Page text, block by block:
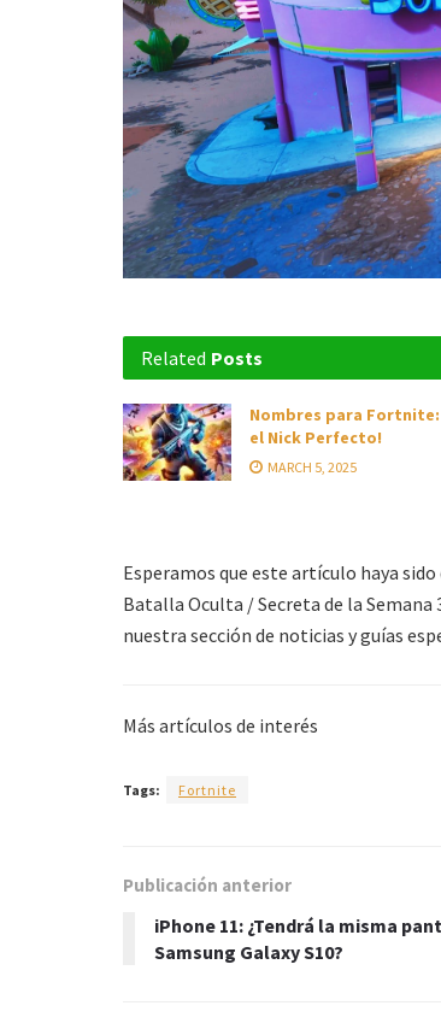
Related Posts
Nombres para Fortnite:
el Nick Perfecto!
MARCH 5, 2025
Esperamos que este artículo haya
Batalla Oculta / Secreta de la
nuestra sección de noticias y guías
Más artículos de interés
Tags: Fortnite
Publicación anterior
iPhone 11: ¿Tendrá la misma
Samsung Galaxy S10?